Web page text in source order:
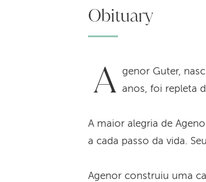
Obituary
A genor Guter,
anos, foi repleta
A maior alegria de
a cada passo da vida.
Agenor construiu uma